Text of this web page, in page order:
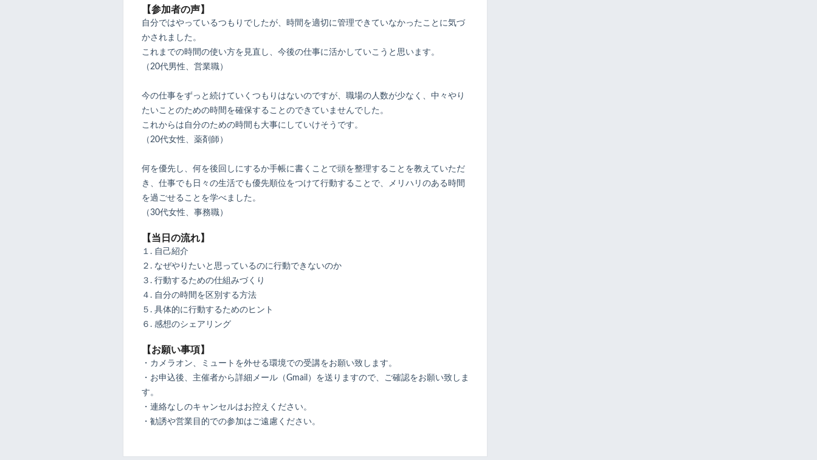
【参加者の声】
自分ではやっているつもりでしたが、時間を適切に管理できていなかったことに気づ
かされました。
これまでの時間の使い方を見直し、今後の仕事に活かしていこうと思います。
（20代男性、営業職）
今の仕事をずっと続けていくつもりはないのですが、職場の人数が少なく、中々やり
たいことのための時間を確保することのできていませんでした。
これからは自分のための時間も大事にしていけそうです。
（20代女性、薬剤師）
何を優先し、何を後回しにするか手帳に書くことで頭を整理することを教えていただ
き、仕事でも日々の生活でも優先順位をつけて行動することで、メリハリのある時間
を過ごせることを学べました。
（30代女性、事務職）
【当日の流れ】
１. 自己紹介
２. なぜやりたいと思っているのに行動できないのか
３. 行動するための仕組みづくり
４. 自分の時間を区別する方法
５. 具体的に行動するためのヒント
６. 感想のシェアリング
【お願い事項】
・カメラオン、ミュートを外せる環境での受講をお願い致します。
・お申込後、主催者から詳細メール（Gmail）を送りますので、ご確認をお願い致しま
す。
・連絡なしのキャンセルはお控えください。
・勧誘や営業目的での参加はご遠慮ください。